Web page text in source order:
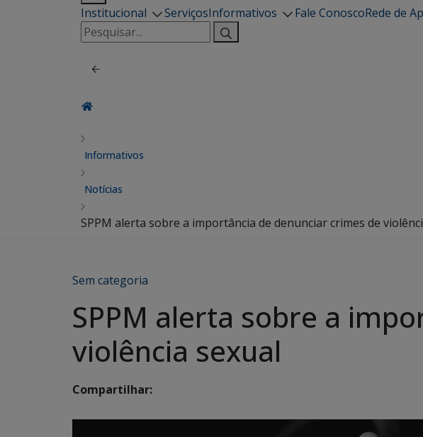
Institucional ServiçosInformativos Fale ConoscoRede de
Pesquisar
por:
Informativos
Notícias
SPPM alerta sobre a importância de denunciar crimes de
Sem categoria
SPPM alerta sobre a
violência sexual
Compartilhar: